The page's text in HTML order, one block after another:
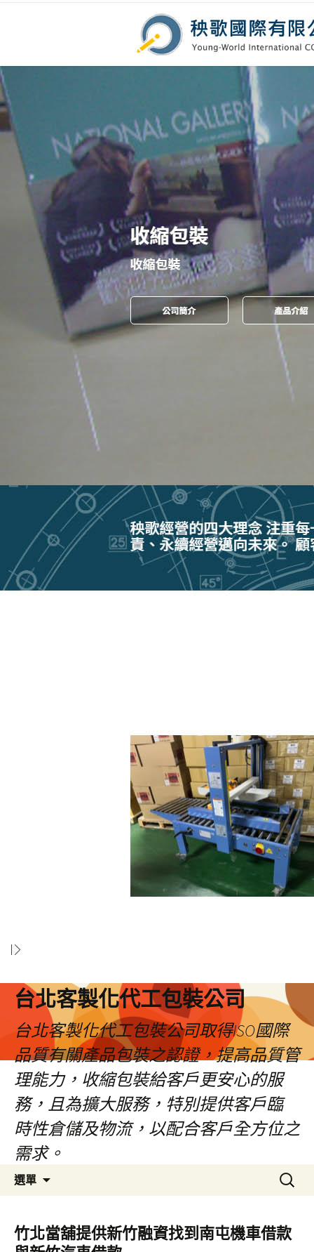
台北客製化代工包裝公司
台北客製化代工包裝公司取得ISO國際
品質有關產品包裝之認證，提高品質管
理能力，收縮包裝給客戶更安心的服
務，且為擴大服務，特別提供客戶臨
時性倉儲及物流，以配合客戶全方位之
需求。
選單
容
區
搜
尋
鍵
字:
竹北當舖提供新竹融資找到南屯機車借款